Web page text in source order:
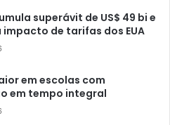
superávit de US$ 49 bi e
impacto de tarifas dos EUA
em escolas com
em tempo integral